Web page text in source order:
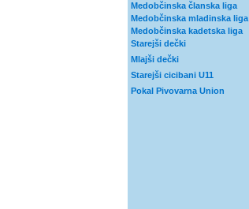
Medobčinska članska liga
Medobčinska mladinska liga
Medobčinska kadetska liga
Starejši dečki
Mlajši dečki
Starejši cicibani U11
Pokal Pivovarna Union